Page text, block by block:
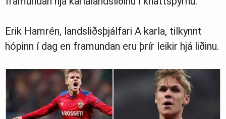
Erik Hamrén, landsliðsþjálfari A karla, tilkynnt
hópinn í dag en framundan eru þrír leikir hjá liðinu.